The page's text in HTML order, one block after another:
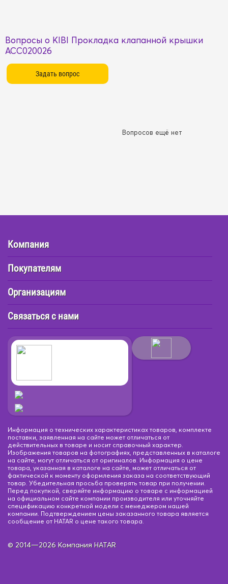
Вопросы о KIBI Прокладка клапанной крышки
ACC020026
Вопросов ещё нет
Компания
Покупателям
Организациям
Связаться с нами
Информация о технических характеристиках товаров, комплекте
поставки, заявленная на сайте может отличаться от
действительных в товаре и носит справочный характер.
Изображения товаров на фотографиях, представленных в каталоге
на сайте, могут отличаться от оригиналов. Информация о цене
товара, указанная в каталоге на сайте, может отличаться от
фактической к моменту оформления заказа на соответствующий
товар. Убедительная просьба проверять товар при получении.
Перед покупкой, сверяйте информацию о товаре с информацией
на официальном сайте компании производителя или уточняйте
спецификацию конкретной модели с менеджером нашей
компании. Подтверждением цены заказанного товара является
сообщение от HATAR о цене такого товара.
© 2014—2026 Компания HATAR